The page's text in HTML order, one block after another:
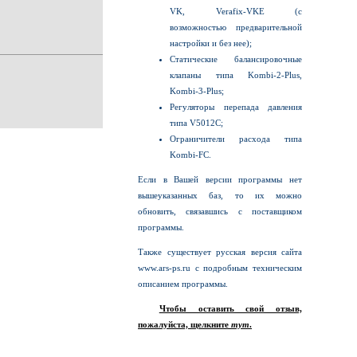
VK, Verafix-VKE (с
возможностью предварительной
настройки и без нее);
Статические балансировочные
клапаны типа Kombi-2-Plus,
Kombi-3-Plus;
Регуляторы перепада давления
типа V5012C;
Ограничители расхода типа
Kombi-FC.
Если в Вашей версии программы нет
вышеуказанных баз, то их можно
обновить, связавшись с поставщиком
программы.
Также существует русская версия сайта
www.ars-ps.ru с подробным техническим
описанием программы.
Чтобы оставить свой отзыв,
пожалуйста, щелкните тут.